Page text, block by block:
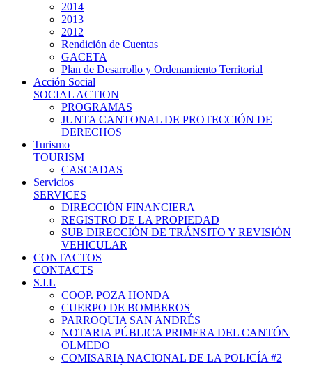
2014
2013
2012
Rendición de Cuentas
GACETA
Plan de Desarrollo y Ordenamiento Territorial
Acción Social
SOCIAL ACTION
PROGRAMAS
JUNTA CANTONAL DE PROTECCIÓN DE
DERECHOS
Turismo
TOURISM
CASCADAS
Servicios
SERVICES
DIRECCIÓN FINANCIERA
REGISTRO DE LA PROPIEDAD
SUB DIRECCIÓN DE TRÁNSITO Y REVISIÓN
VEHICULAR
CONTACTOS
CONTACTS
S.I.L
COOP. POZA HONDA
CUERPO DE BOMBEROS
PARROQUIA SAN ANDRÉS
NOTARIA PÚBLICA PRIMERA DEL CANTÓN
OLMEDO
COMISARIA NACIONAL DE LA POLICÍA #2